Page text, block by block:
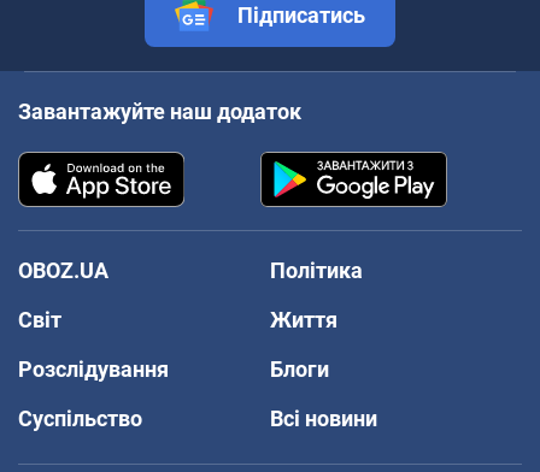
Підписатись
Завантажуйте наш додаток
OBOZ.UA
Політика
Світ
Життя
Розслідування
Блоги
Суспільство
Всі новини